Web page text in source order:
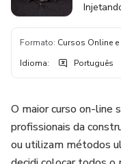
Formato: Cursos Online
Idioma: Português
O maior curso on-line
profissionais da
ou utilizam métodos